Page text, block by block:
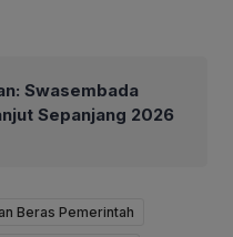
Swasembada
Sepanjang 2026
Beras Pemerintah